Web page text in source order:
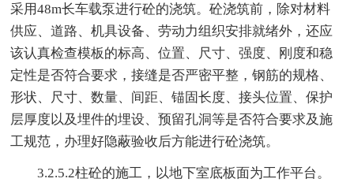
采用48m长车载泵进行砼的浇筑。砼浇筑前，除对材料
供应、道路、机具设备、劳动力组织安排就绪外，还应
该认真检查模板的标高、位置、尺寸、强度、刚度和稳
定性是否符合要求，接缝是否严密平整，钢筋的规格、
形状、尺寸、数量、间距、锚固长度、接头位置、保护
层厚度以及埋件的埋设、预留孔洞等是否符合要求及施
工规范，办理好隐蔽验收后方能进行砼浇筑。
3.2.5.2柱砼的施工，以地下室底板面为工作平台。